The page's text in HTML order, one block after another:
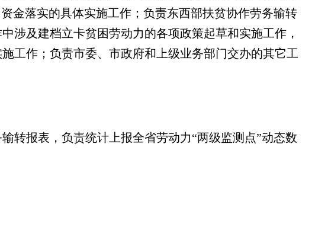
金落实的具体实施工作；负责东西部扶贫协作劳务输转
涉及建档立卡贫困劳动力的各项政策起草和实施工作，
工作；负责市委、市政府和上级业务部门交办的其它工
转报表，负责统计上报全省劳动力“两级监测点”动态数